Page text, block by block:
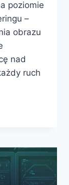
poziomie
–
obrazu
nad
ruch